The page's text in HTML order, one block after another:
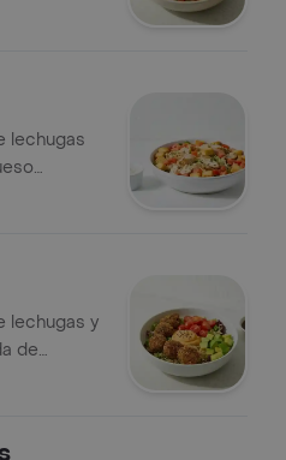
tocineta,
lechugas
y
lechugas y
de